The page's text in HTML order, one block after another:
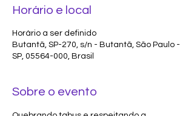
Horário e local
Horário a ser definido
Butantã, SP-270, s/n - Butantã, São Paulo -
SP, 05564-000, Brasil
Sobre o evento